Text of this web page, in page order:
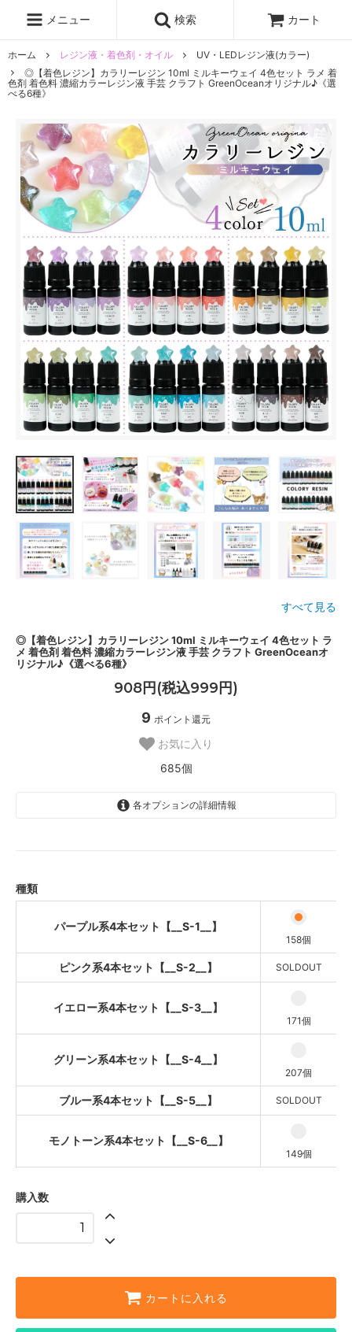
メニュー 検索 カート
ホーム レジン液・着色剤・オイル
UV・LEDレジン液(カラー)
◎【着色レジン】カラリーレジン 10ml ミルキーウェイ 4色セット ラメ 着
色剤 着色料 濃縮カラーレジン液 手芸 クラフト GreenOceanオリジナル♪《選
べる6種》
すべて見る
◎【着色レジン】カラリーレジン 10ml ミルキーウェイ 4色セット ラ
メ 着色剤 着色料 濃縮カラーレジン液 手芸 クラフト GreenOceanオ
リジナル♪《選べる6種》
908円(税込999円)
9 ポイント還元
お気に入り
685個
各オプションの詳細情報
グリーン系4本セット【__S-4__】
ブルー系4本セット【__S-5__】
SOLD OUT
6__】
種類
パープル系4本セット【__S-1__】
158個
ピンク系4本セット【__S-2__】 SOLDOUT
イエロー系4本セット【__S-3__】
171個
グリーン系4本セット【__S-4__】
207個
ブルー系4本セット【__S-5__】 SOLDOUT
モノトーン系4本セット【__S-6__】
149個
購入数
カートに入れる